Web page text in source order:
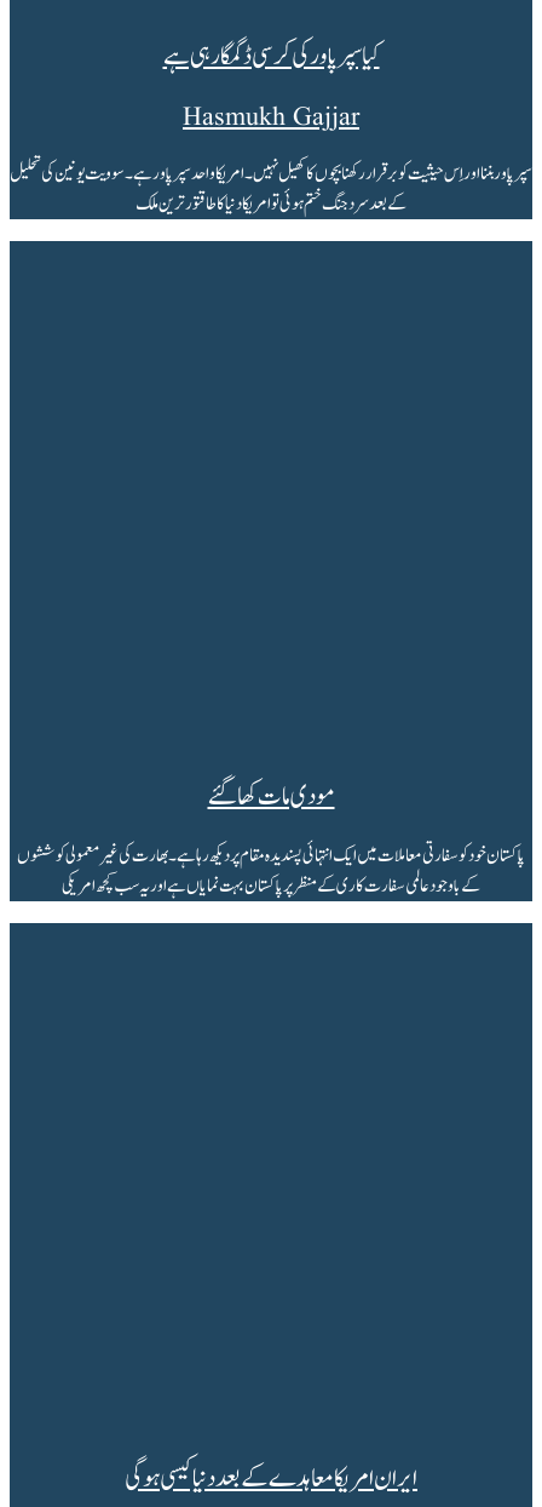
کیا سپر پاور کی کرسی ڈگمگا رہی ہے
Hasmukh Gajjar
سپر پاور بننا اور اِس حیثیت کو برقرار رکھنا بچوں کا کھیل نہیں۔ امریکا واحد سپر پاور ہے۔ سوویت یونین کی تحلیل
کے بعد سرد جنگ ختم ہوئی تو امریکا دنیا کا طاقتور ترین ملک
مودی مات کھاگئے
پاکستان خود کو سفارتی معاملات میں ایک انتہائی پسندیدہ مقام پر دیکھ رہا ہے۔ بھارت کی غیرمعمولی کوششوں
کے باوجود عالمی سفارت کاری کے منظر پر پاکستان بہت نمایاں ہے اور یہ سب کچھ امریکی
ایران امریکا معاہدے کے بعد دنیا کیسی ہوگی